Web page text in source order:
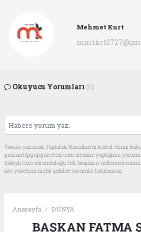
Mehmet Kurt
Okuyucu Yorumları (0)
Yorum yazarak Topluluk Kuralları’nı kabul etmiş
gaziantepgapgazetesi.com sitesine yaptığınız
dolaylı tüm sorumluluğu tek başınıza
site yönetimi hiçbir şekilde sorumlu tutulamaz.
Anasayfa DÜNYA
BAŞKAN FATMA